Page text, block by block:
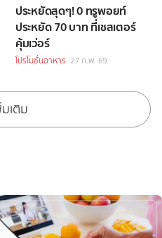
ประหยัดสุดๆ! 0 ทรูพอยท์
ประหยัด 70 บาท ที่เชสเตอร์
คุ้มเว่อร์
โปรโมชั่นอาหาร 27 ก.พ. 69
เติม